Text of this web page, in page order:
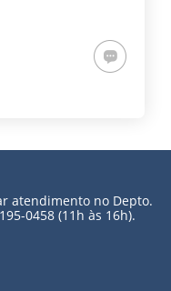
atendimento no Depto.
0458 (11h às 16h).